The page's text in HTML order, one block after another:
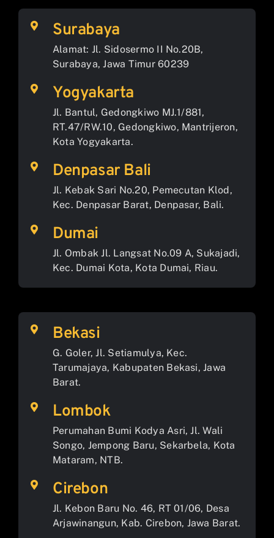
Surabaya
Alamat: Jl. Sidosermo II No.20B,
Surabaya, Jawa Timur 60239
Yogyakarta
Jl. Bantul, Gedongkiwo MJ.1/881,
RT.47/RW.10, Gedongkiwo, Mantrijeron,
Kota Yogyakarta.
Denpasar Bali
Jl. Kebak Sari No.20, Pemecutan Klod,
Kec. Denpasar Barat, Denpasar, Bali.
Dumai
Jl. Ombak Jl. Langsat No.09 A, Sukajadi,
Kec. Dumai Kota, Kota Dumai, Riau.
Bekasi
G. Goler, Jl. Setiamulya, Kec.
Tarumajaya, Kabupaten Bekasi, Jawa
Barat.
Lombok
Perumahan Bumi Kodya Asri, Jl. Wali
Songo, Jempong Baru, Sekarbela, Kota
Mataram, NTB.
Cirebon
Jl. Kebon Baru No. 46, RT 01/06, Desa
Arjawinangun, Kab. Cirebon, Jawa Barat.